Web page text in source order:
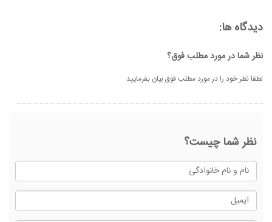
دیدگاه ها:
نظر شما در مورد مطلب فوق؟
لطفا نظر خود را در مورد مطلب فوق بیان بفرمایید
نظر شما چیست؟